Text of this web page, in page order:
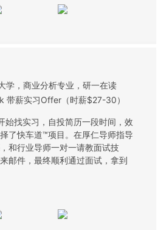
学，商业分析专业，研一在读
带薪实习Offer（时薪$27-30）
始找实习，自投简历一段时间，效
了快车道™项目。在厚仁导师指导
和行业导师一对一请教面试技
邮件，最终顺利通过面试，拿到